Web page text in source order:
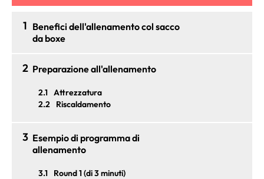
1 Benefici dell'allenamento col sacco
da boxe
2 Preparazione all'allenamento
2.1 Attrezzatura
2.2
Riscaldamento
3 Esempio di programma di
allenamento
3.1 Round 1 (di 3 minuti)